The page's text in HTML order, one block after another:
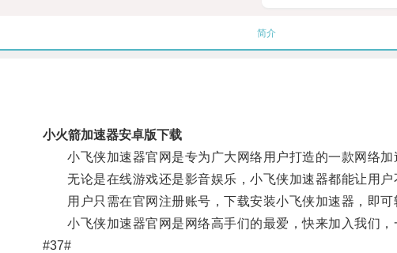
简介
小火箭加速器安卓版下载
小飞侠加速器官网是专为广大网络用户打造的一款网络加
无论是在线游戏还是影音娱乐，小飞侠加速器都能让用户
用户只需在官网注册账号，下载安装小飞侠加速器，即可
小飞侠加速器官网是网络高手们的最爱，快来加入我们，
#37#